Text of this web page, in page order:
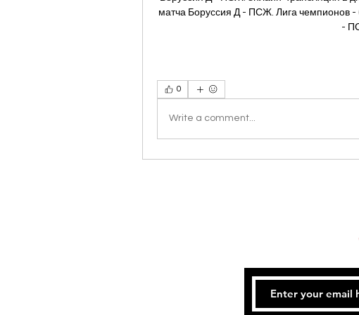
матча Боруссия Д - ПСЖ. Лига чемпионов -
-
0
Write a comment...